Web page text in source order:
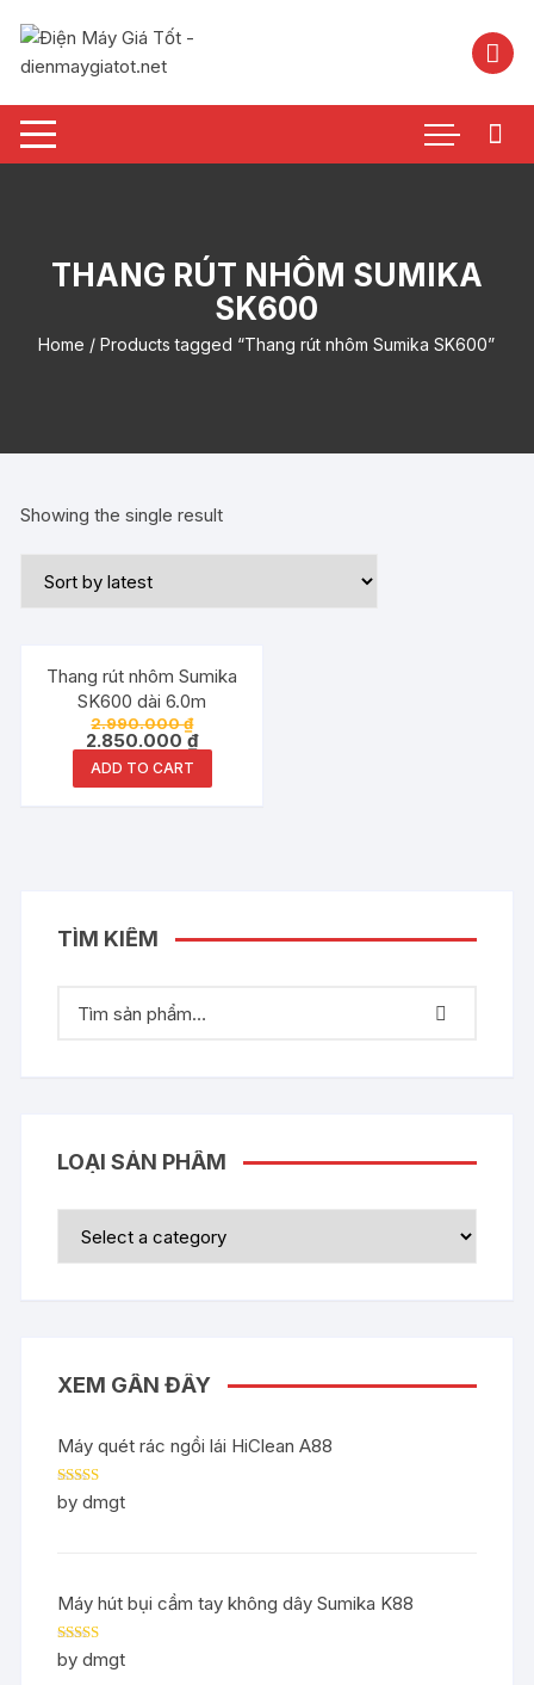
nội
THANG RÚT NHÔM SUMIKA
SK600
Home / Products tagged “Thang rút nhôm Sumika SK600”
Showing the single result
Đang ưu đãi!
Thang rút nhôm Sumika
SK600 dài 6.0m
2.990.000₫
2.850.000₫
ADD TO CART
TÌM KIẾM
LOẠI SẢN PHẨM
XEM GẦN ĐÂY
Máy quét rác ngồi lái HiClean A88
Rated5out
of 5
by dmgt
Máy hút bụi cầm tay không dây Sumika K88
Rated5out
of 5
by dmgt